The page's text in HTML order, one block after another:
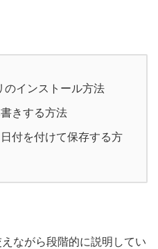
のインストール方法
きする方法
付を付けて保存する方
ながら段階的に説明してい